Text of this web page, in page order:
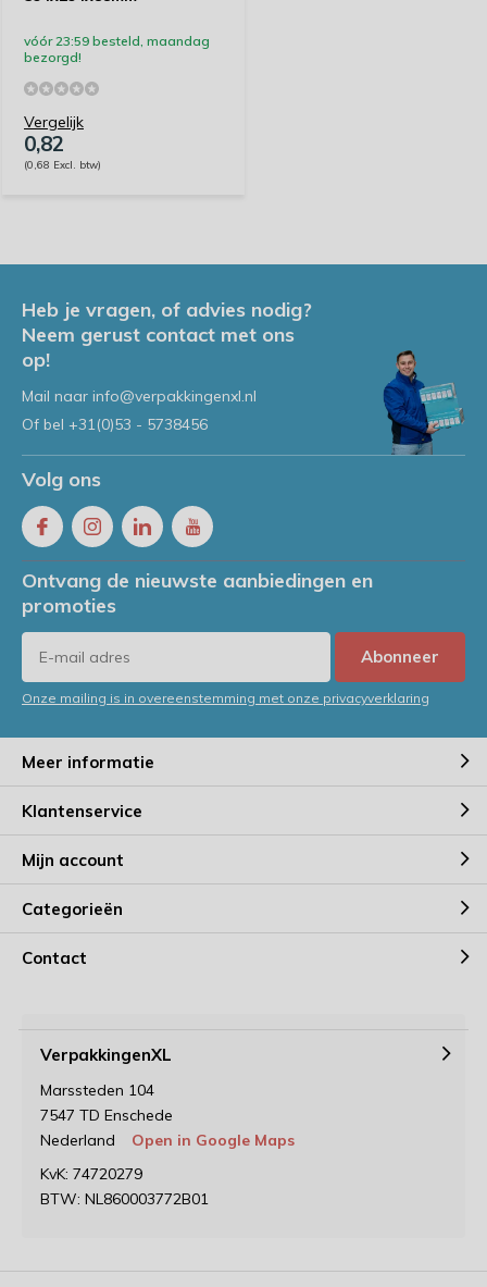
vóór 23:59 besteld, maandag
bezorgd!
Vergelijk
0,82
(0,68 Excl. btw)
Heb je vragen, of advies nodig?
Neem gerust contact met ons
op!
Mail naar info@verpakkingenxl.nl
Of bel +31(0)53 - 5738456
Volg ons
Ontvang de nieuwste aanbiedingen en
promoties
Abonneer
Onze mailing is in overeenstemming met onze privacyverklaring
Meer informatie
Klantenservice
Mijn account
Categorieën
Contact
VerpakkingenXL
Marssteden 104
7547 TD Enschede
Nederland
Open in Google Maps
KvK: 74720279
BTW: NL860003772B01